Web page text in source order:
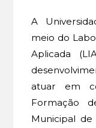
A
meio do
Aplicada
atuar em
Formação
Municipal